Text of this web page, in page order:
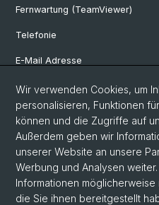
Fernwartung (TeamViewer)
Telefonie
E-Mail Adresse
Internet & Netzzugriff
Hardwareausleihe
Software Shop
Genehmigerliste
Wir verwenden Cookies, um
personalisieren, Funktionen
können und die Zugriffe auf
Außerdem geben wir
unserer Website an unsere
Werbung und Analysen
Informationen
die Sie ihnen bereitgestellt